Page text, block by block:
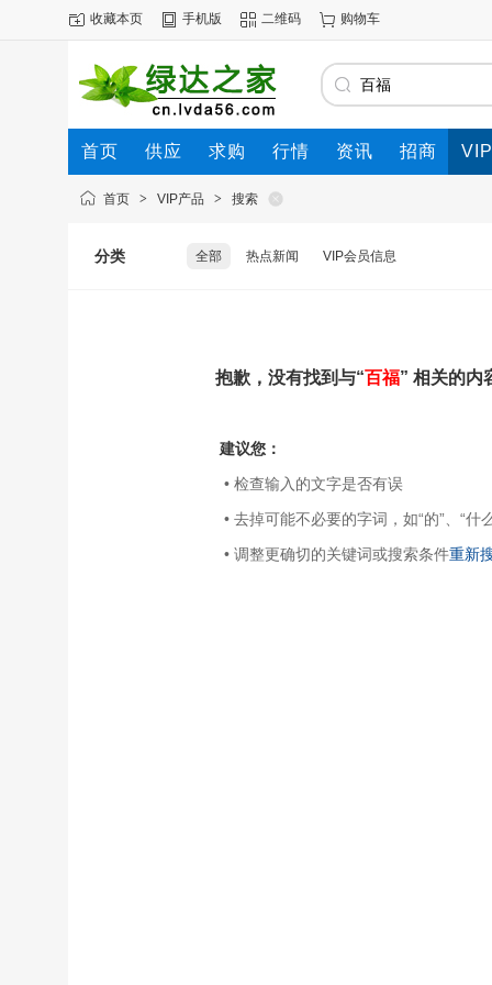
收藏本页 手机版 二维码 购物车
首页 供应 求购 行情 资讯 招商
首页 > VIP产品 > 搜索
分类 全部 热点新闻 VIP会员信息
抱歉，没有找到与“百福” 相关的内
建议您：
• 检查输入的文字是否有误
• 去掉可能不必要的字词，如“的”、“什
• 调整更确切的关键词或搜索条件重新